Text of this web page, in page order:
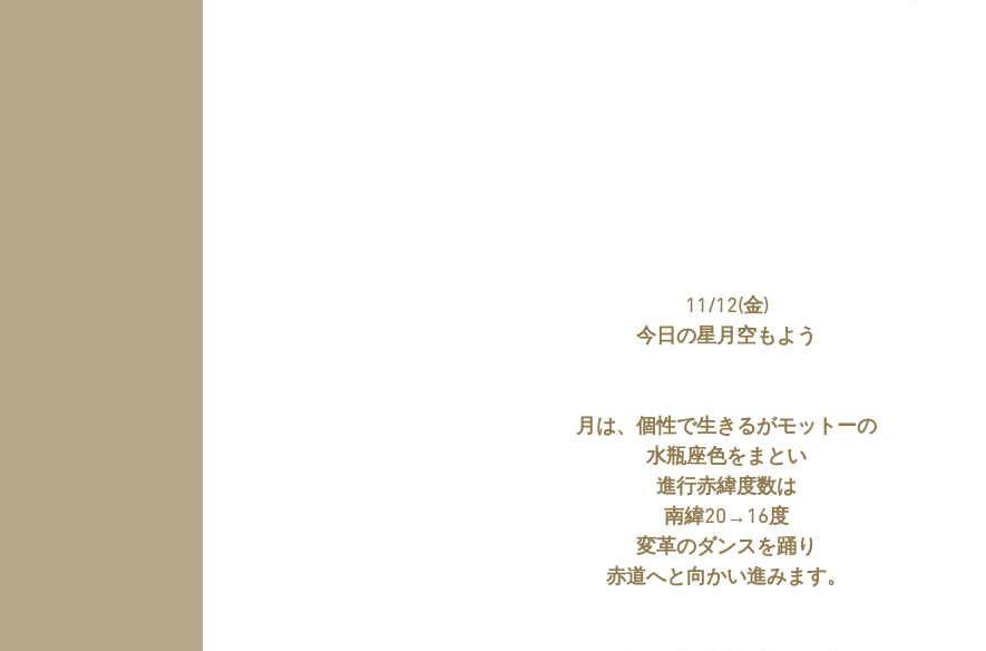
11/12(金)
今日の星月空もよう
月は、個性で生きるがモットーの
水瓶座色をまとい
進行赤緯度数は
南緯20→16度
変革のダンスを踊り
赤道へと向かい進みます。